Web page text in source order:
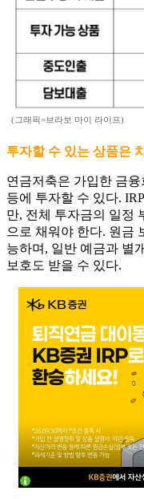
(그래픽=브라보 마이 라이프)
투자할 수 있는 상품은
연금저축은 가입한 금
등에 투자할 수 있다.
만, 전체 투자금의 일정
으로 채워야 한다. 원금
능하며, 일반 예금과 별
보호도 받을 수 있다.